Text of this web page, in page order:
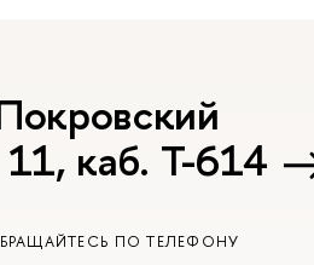
каб. Т-614
ПО ТЕЛЕФОНУ